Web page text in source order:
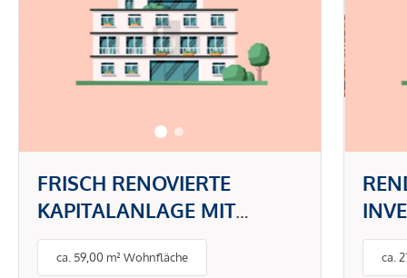
FRISCH RENOVIERTE
KAPITALANLAGE MIT
ATTRAKTIVER RENDITE MIT
BALKON
ca. 59,00 m² Wohnfläche ca.